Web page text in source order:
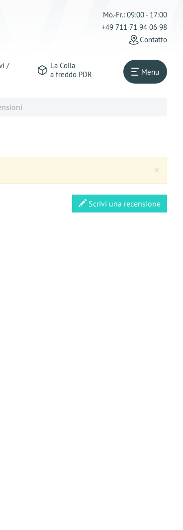
Mo.-Fr.: 09:00 - 17:00
+49 711 71 94 06 98
Сontatto
/
La Colla
a freddo PDR
Menu
×
Scrivi una recensione